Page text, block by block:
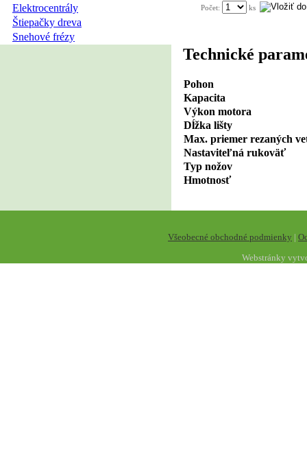
Elektrocentrály
Štiepačky dreva
Snehové frézy
Počet: ks
Technické
Pohon
Kapacita
Výkon motora
Dĺžka lišty
Max. priemer rezaných
Nastaviteľná rukoväť
Typ nožov
Hmotnosť
Všeobecné obchodné podmienky |
Webstránky